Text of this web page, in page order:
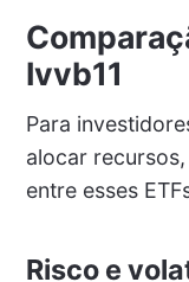
Ivvb11
Para
alocar
entre esses
Risco e